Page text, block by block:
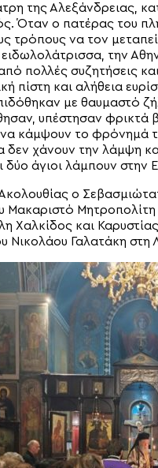
της Αλεξάνδρειας,
Όταν ο πατέρας του
τρόπους να τον
ειδωλολάτρισσα, την
πολλές συζητήσεις
πίστη και αλήθεια
με θαυμαστό
υπέστησαν φρικτά
κάμψουν το φρόνημά
δεν χάνουν την λάμψη
δύο άγιοι λάμπουν στην
ο
Μακαριστό
Χαλκίδος και
Νικολάου Γαλατάκη στη